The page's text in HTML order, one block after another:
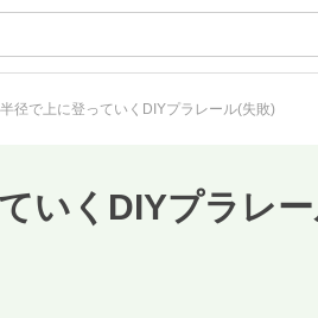
径で上に登っていくDIYプラレール(失敗)
いくDIYプラレ